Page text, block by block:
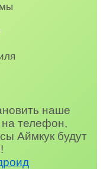
наше
телефон,
Аймкук будут